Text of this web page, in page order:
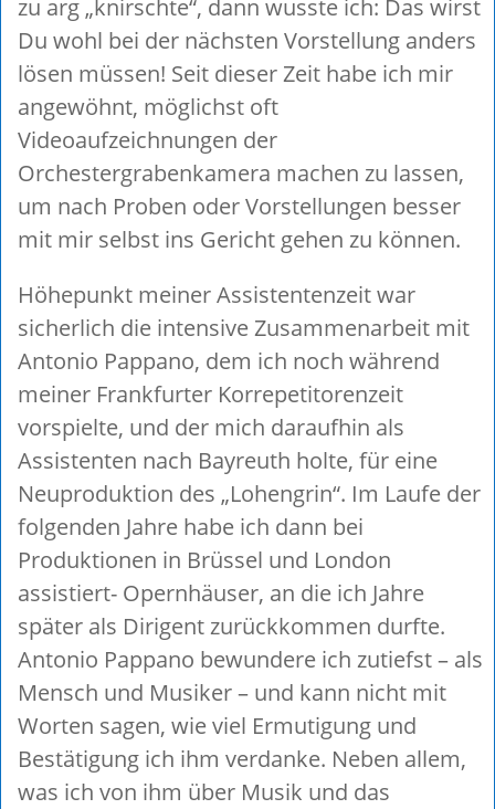
zu arg „knirschte“, dann wusste ich: Das wirst
Du wohl bei der nächsten Vorstellung anders
lösen müssen! Seit dieser Zeit habe ich mir
angewöhnt, möglichst oft
Videoaufzeichnungen der
Orchestergrabenkamera machen zu lassen,
um nach Proben oder Vorstellungen besser
mit mir selbst ins Gericht gehen zu können.
Höhepunkt meiner Assistentenzeit war
sicherlich die intensive Zusammenarbeit mit
Antonio Pappano, dem ich noch während
meiner Frankfurter Korrepetitorenzeit
vorspielte, und der mich daraufhin als
Assistenten nach Bayreuth holte, für eine
Neuproduktion des „Lohengrin“. Im Laufe der
folgenden Jahre habe ich dann bei
Produktionen in Brüssel und London
assistiert- Opernhäuser, an die ich Jahre
später als Dirigent zurückkommen durfte.
Antonio Pappano bewundere ich zutiefst – als
Mensch und Musiker – und kann nicht mit
Worten sagen, wie viel Ermutigung und
Bestätigung ich ihm verdanke. Neben allem,
was ich von ihm über Musik und das